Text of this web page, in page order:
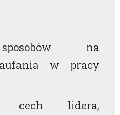
na
w pracy
cech lidera,